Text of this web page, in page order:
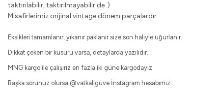
taktırılabilir, taktırılmayabilir de :)
Misafirlerimiz orijinal vintage dönem parçalardır.
Eksikleri tamamlanır, yıkanır paklanır size son haliyle uğurlanır.
Dikkat çeken bir kusuru varsa, detaylarda yazılıdır.
MNG kargo ile çalışırız en fazla iki güne kargodayız.
Başka sorunuz olursa @vatkaliguve İnstagram hesabımız.